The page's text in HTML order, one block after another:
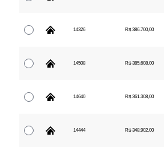
14326 R$ 386.700,00
14508 R$ 385.608,00
14640 R$ 361.308,00
14444 R$ 348.902,00